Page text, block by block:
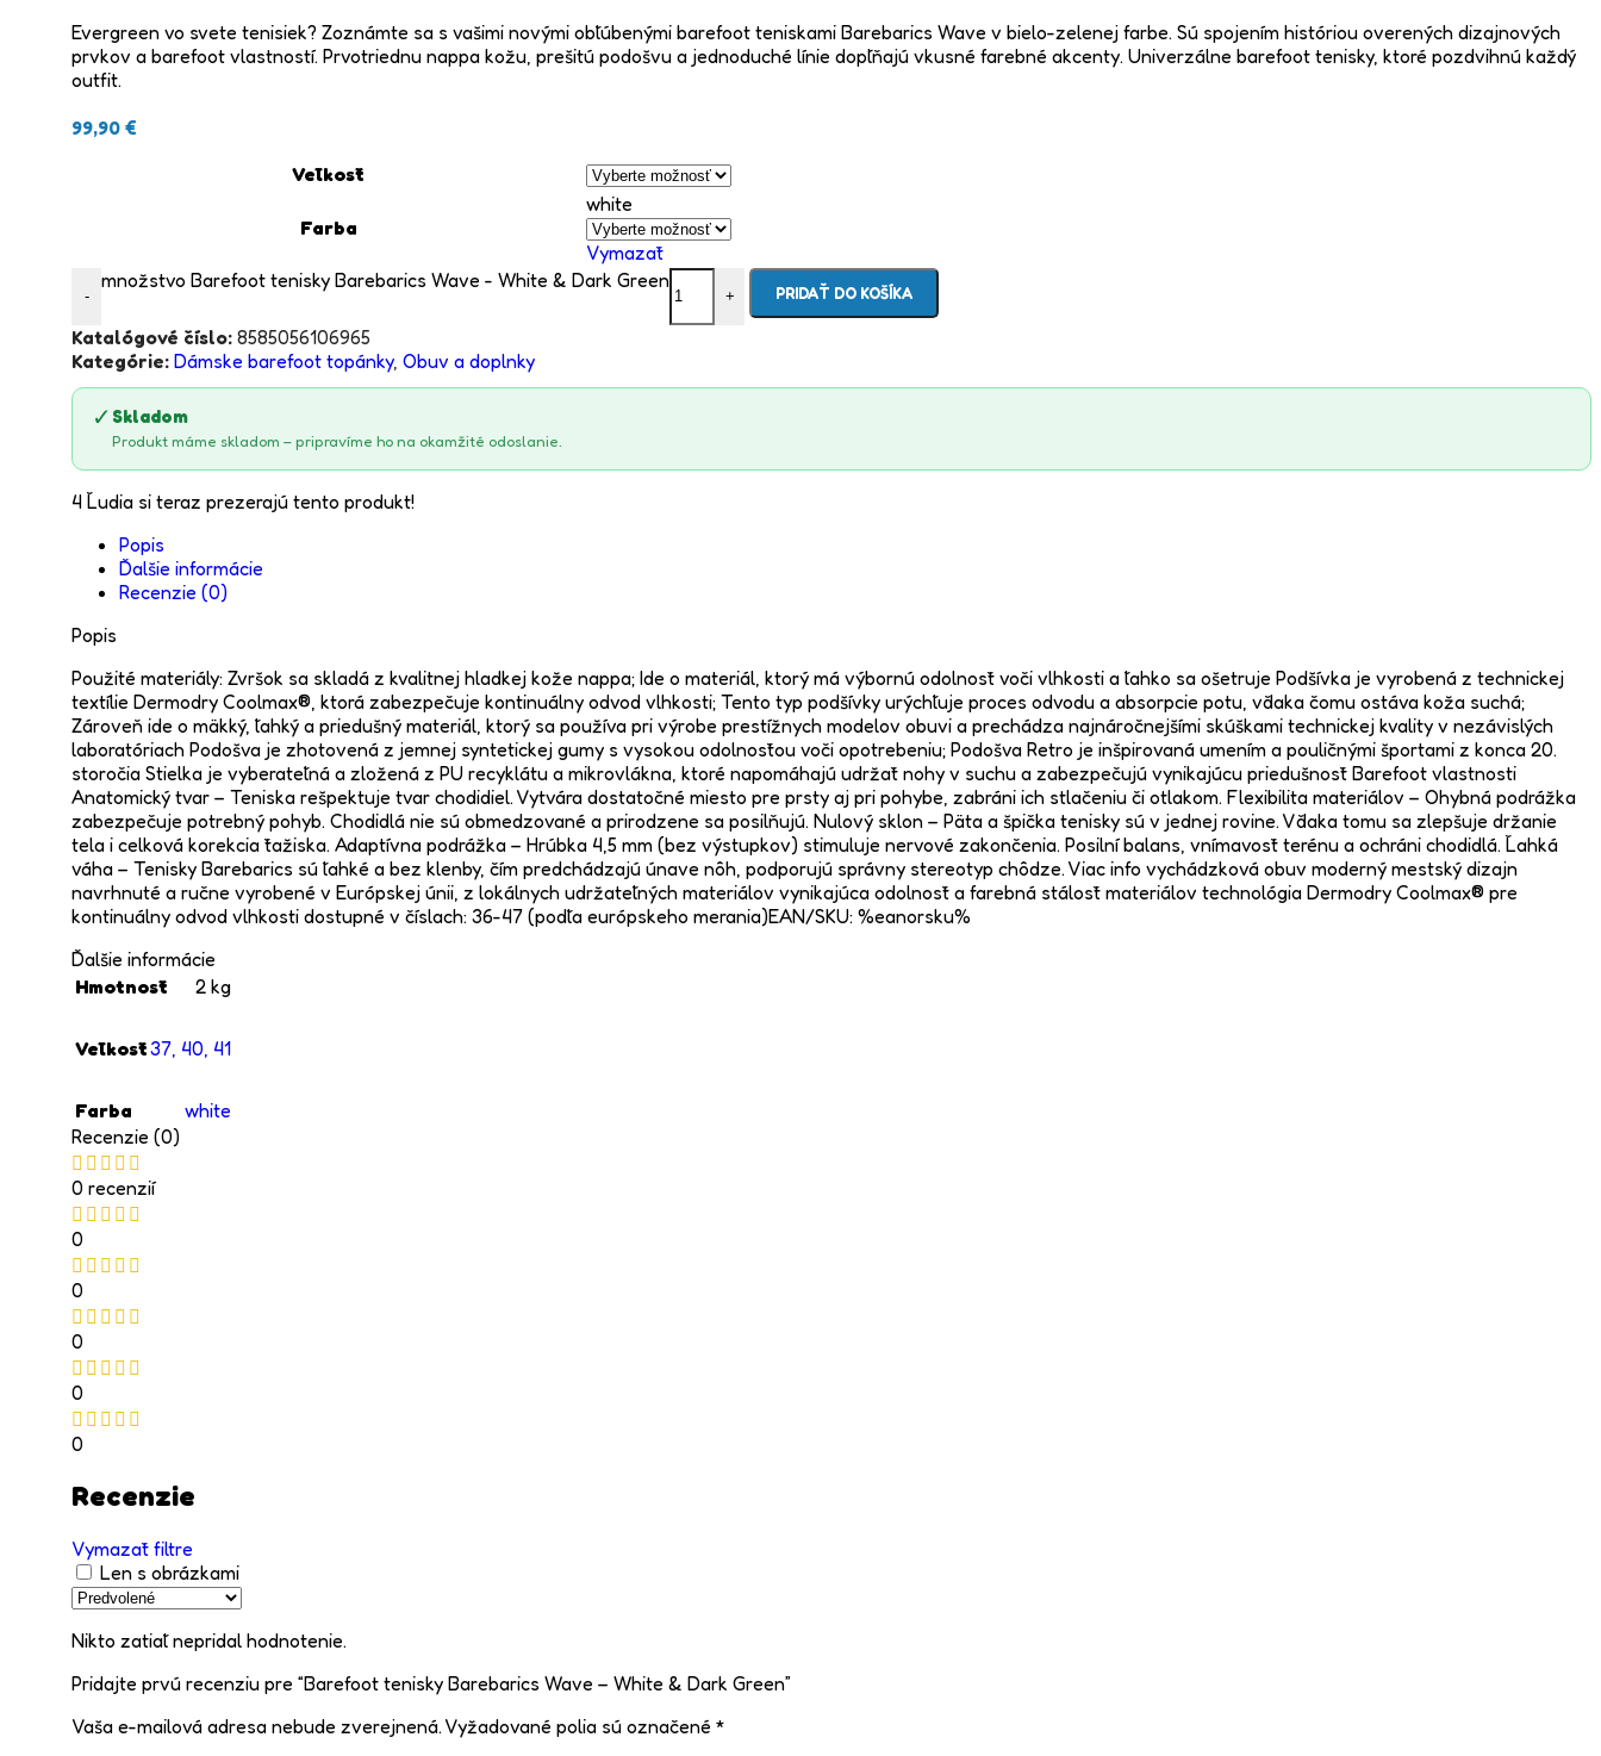
Evergreen vo svete tenisiek? Zoznámte sa s vašimi novými obľúbenými barefoot teniskami Barebarics Wave v bielo-zelenej farbe. Sú spojením históriou overených dizajnových
prvkov a barefoot vlastností. Prvotriednu nappa kožu, prešitú podošvu a jednoduché línie dopĺňajú vkusné farebné akcenty. Univerzálne barefoot tenisky, ktoré pozdvihnú každý
outfit.
99,90 €
Veľkosť
Farba
white
Vymazať
-
množstvo Barefoot tenisky Barebarics Wave - White & Dark Green
+ PRIDAŤ DO KOŠÍKA
Katalógové číslo: 8585056106965
Kategórie: Dámske barefoot topánky, Obuv a doplnky
✓ Skladom
Produkt máme skladom – pripravíme ho na okamžité odoslanie.
4 Ľudia si teraz prezerajú tento produkt!
Popis
Ďalšie informácie
Recenzie (0)
Popis
Použité materiály: Zvršok sa skladá z kvalitnej hladkej kože nappa; Ide o materiál, ktorý má výbornú odolnosť voči vlhkosti a ľahko sa ošetruje Podšívka je vyrobená z technickej
textílie Dermodry Coolmax®, ktorá zabezpečuje kontinuálny odvod vlhkosti; Tento typ podšívky urýchľuje proces odvodu a absorpcie potu, vďaka čomu ostáva koža suchá;
Zároveň ide o mäkký, ľahký a priedušný materiál, ktorý sa používa pri výrobe prestížnych modelov obuvi a prechádza najnáročnejšími skúškami technickej kvality v nezávislých
laboratóriach Podošva je zhotovená z jemnej syntetickej gumy s vysokou odolnosťou voči opotrebeniu; Podošva Retro je inšpirovaná umením a pouličnými športami z konca 20.
storočia Stielka je vyberateľná a zložená z PU recyklátu a mikrovlákna, ktoré napomáhajú udržať nohy v suchu a zabezpečujú vynikajúcu priedušnosť Barefoot vlastnosti
Anatomický tvar – Teniska rešpektuje tvar chodidiel. Vytvára dostatočné miesto pre prsty aj pri pohybe, zabráni ich stlačeniu či otlakom. Flexibilita materiálov – Ohybná podrážka
zabezpečuje potrebný pohyb. Chodidlá nie sú obmedzované a prirodzene sa posilňujú. Nulový sklon – Päta a špička tenisky sú v jednej rovine. Vďaka tomu sa zlepšuje držanie
tela i celková korekcia ťažiska. Adaptívna podrážka – Hrúbka 4,5 mm (bez výstupkov) stimuluje nervové zakončenia. Posilní balans, vnímavosť terénu a ochráni chodidlá. Ľahká
váha – Tenisky Barebarics sú ľahké a bez klenby, čím predchádzajú únave nôh, podporujú správny stereotyp chôdze. Viac info vychádzková obuv moderný mestský dizajn
navrhnuté a ručne vyrobené v Európskej únii, z lokálnych udržateľných materiálov vynikajúca odolnosť a farebná stálosť materiálov technológia Dermodry Coolmax® pre
kontinuálny odvod vlhkosti dostupné v číslach: 36-47 (podľa európskeho merania)EAN/SKU: %eanorsku%
Ďalšie informácie
Hmotnosť
2 kg
Veľkosť37 40 41
Farba
white
Recenzie (0)
0 recenzií
0
0
0
0
0
Recenzie
Vymazať filtre
Len s obrázkami
Nikto zatiaľ nepridal hodnotenie.
Pridajte prvú recenziu pre “Barefoot tenisky Barebarics Wave – White & Dark Green”
Vaša e-mailová adresa nebude zverejnená. Vyžadované polia sú označené *